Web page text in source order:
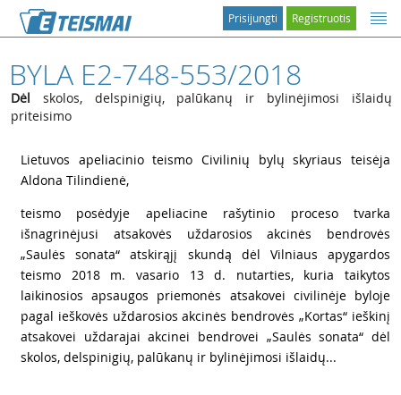
Registruotis
Prisijungti
BYLA E2-748-553/2018
Dėl skolos, delspinigių, palūkanų ir bylinėjimosi išlaidų
priteisimo
Lietuvos apeliacinio teismo Civilinių bylų skyriaus teisėja
Aldona Tilindienė,
teismo posėdyje apeliacine rašytinio proceso tvarka
išnagrinėjusi atsakovės uždarosios akcinės bendrovės
„Saulės sonata“ atskirąjį skundą dėl Vilniaus apygardos
teismo 2018 m. vasario 13 d. nutarties, kuria taikytos
laikinosios apsaugos priemonės atsakovei civilinėje byloje
pagal ieškovės uždarosios akcinės bendrovės „Kortas“ ieškinį
atsakovei uždarajai akcinei bendrovei „Saulės sonata“ dėl
skolos, delspinigių, palūkanų ir bylinėjimosi išlaidų...